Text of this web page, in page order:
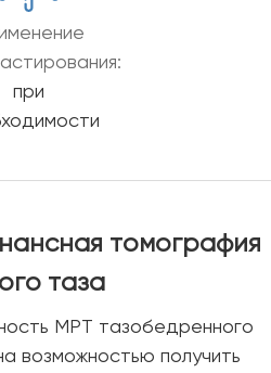
при
томография
таза
МРТ тазобедренного
возможностью получить